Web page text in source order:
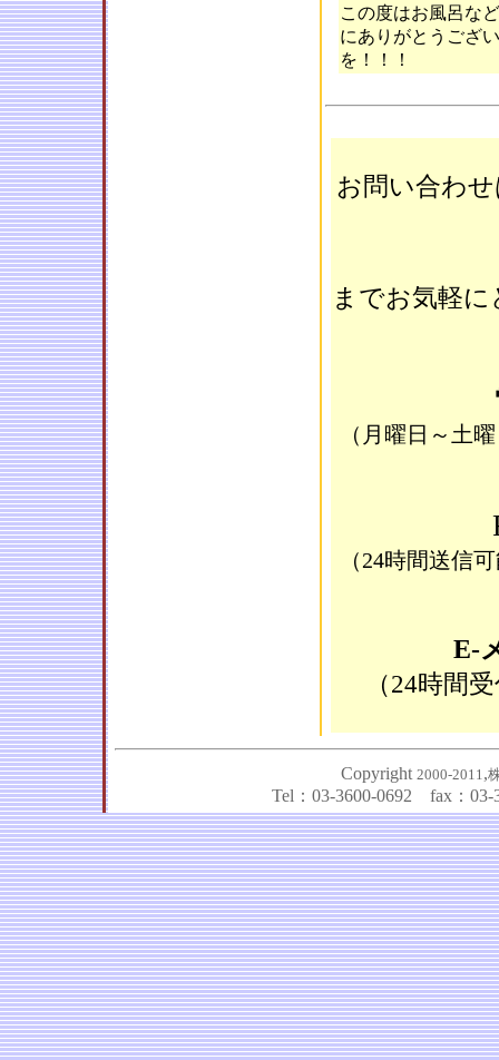
この度はお風呂な
にありがとうござ
を！！！
お問い合わ
までお気軽に
（月曜日～土
（24時間送信
E-
（24時間
Copyright 2000-2011,
Tel：03-3600-0692 fax：